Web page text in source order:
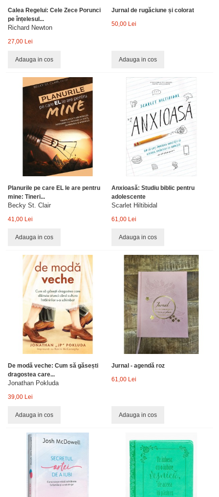
Calea Regelui: Cele Zece Porunci
pe înțelesul...
Richard Newton
27,00 Lei
Adauga in cos
Jurnal de rugăciune și colorat
50,00 Lei
Adauga in cos
Planurile pe care EL le are pentru
mine: Tineri...
Becky St. Clair
41,00 Lei
Adauga in cos
Anxioasă: Studiu biblic pentru
adolescente
Scarlet Hiltibidal
61,00 Lei
Adauga in cos
De modă veche: Cum să găsești
dragostea care...
Jonathan Pokluda
39,00 Lei
Adauga in cos
Jurnal - agendă roz
61,00 Lei
Adauga in cos